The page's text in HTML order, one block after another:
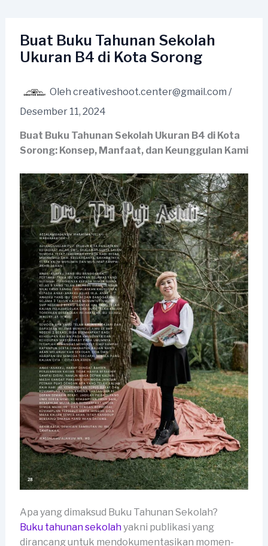
kontenBuat Buku Tahunan Sekolah
Ukuran B4 di Kota Sorong
Oleh creativeshoot.center@gmail.com /
Desember 11, 2024
Buat Buku Tahunan Sekolah Ukuran B4 di Kota
Sorong: Konsep, Manfaat, dan Keunggulan Kami
Apa yang dimaksud Buku Tahunan Sekolah?
Buku tahunan sekolahyakni publikasi yang
dirancang untuk mendokumentasikan momen-